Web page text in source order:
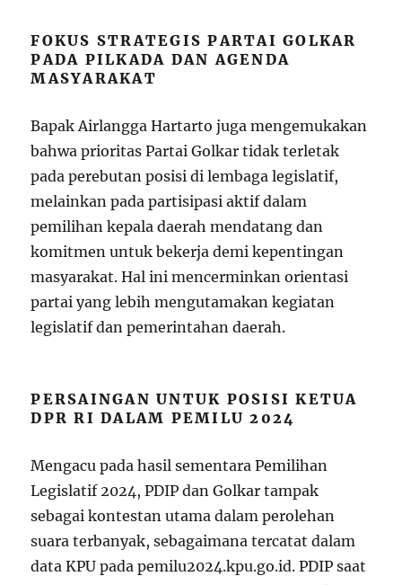
FOKUS STRATEGIS PARTAI GOLKAR
PADA PILKADA DAN AGENDA
MASYARAKAT
Bapak Airlangga Hartarto juga mengemukakan
bahwa prioritas Partai Golkar tidak terletak
pada perebutan posisi di lembaga legislatif,
melainkan pada partisipasi aktif dalam
pemilihan kepala daerah mendatang dan
komitmen untuk bekerja demi kepentingan
masyarakat. Hal ini mencerminkan orientasi
partai yang lebih mengutamakan kegiatan
legislatif dan pemerintahan daerah.
PERSAINGAN UNTUK POSISI KETUA
DPR RI DALAM PEMILU 2024
Mengacu pada hasil sementara Pemilihan
Legislatif 2024, PDIP dan Golkar tampak
sebagai kontestan utama dalam perolehan
suara terbanyak, sebagaimana tercatat dalam
data KPU pada pemilu2024.kpu.go.id. PDIP saat